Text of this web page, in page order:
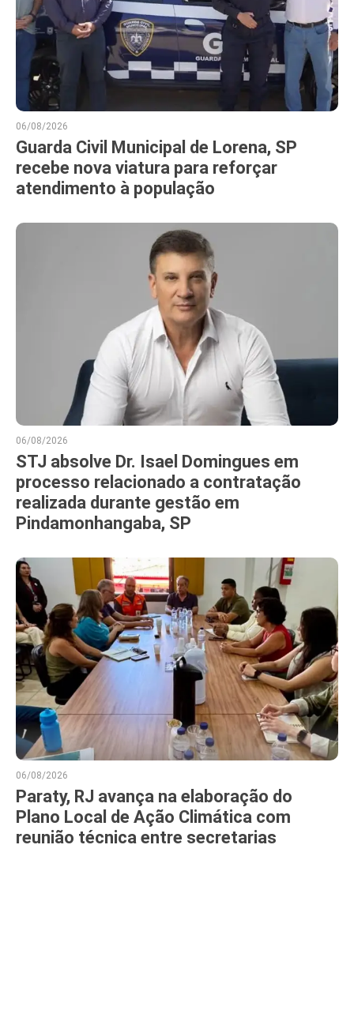
06/08/2026
Guarda Civil Municipal de Lorena, SP
recebe nova viatura para reforçar
atendimento à população
06/08/2026
STJ absolve Dr. Isael Domingues em
processo relacionado a contratação
realizada durante gestão em
Pindamonhangaba, SP
06/08/2026
Paraty, RJ avança na elaboração do
Plano Local de Ação Climática com
reunião técnica entre secretarias